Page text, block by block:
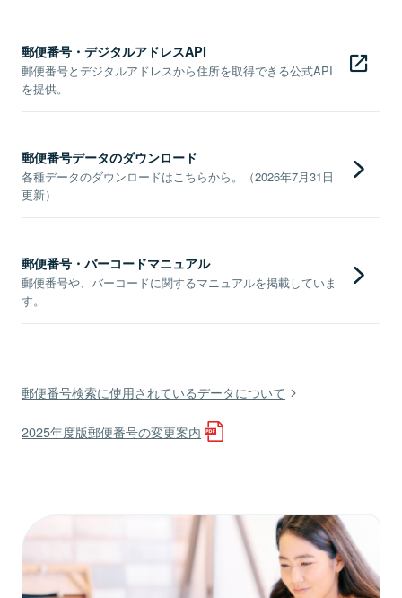
郵便番号・デジタルアドレスAPI
郵便番号とデジタルアドレスから住所を取得できる公式API
を提供。
郵便番号データのダウンロード
各種データのダウンロードはこちらから。（2026年7月31日
更新）
郵便番号・バーコードマニュアル
郵便番号や、バーコードに関するマニュアルを掲載していま
す。
郵便番号検索に使用されているデータについて
2025年度版郵便番号の変更案内